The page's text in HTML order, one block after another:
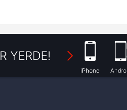
YERDE!
iPhone